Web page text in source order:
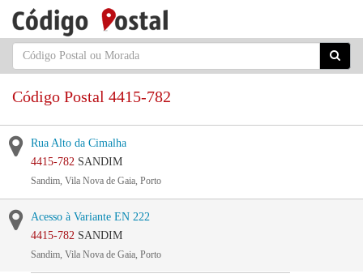
Código Postal 4415-782
Rua Alto da Cimalha
4415-782 SANDIM
Sandim, Vila Nova de Gaia, Porto
Acesso à Variante EN 222
4415-782 SANDIM
Sandim, Vila Nova de Gaia, Porto